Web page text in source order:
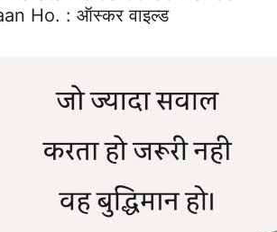
Ho. : ऑस्कर वाइल्ड